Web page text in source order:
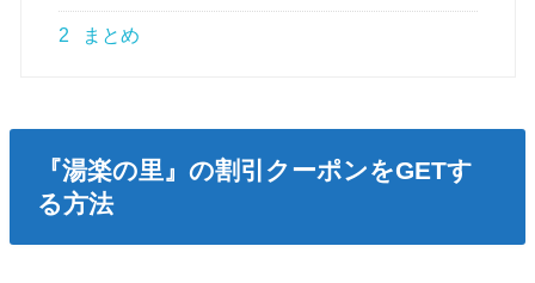
2 まとめ
『湯楽の里』の割引クーポンをGETす
る方法